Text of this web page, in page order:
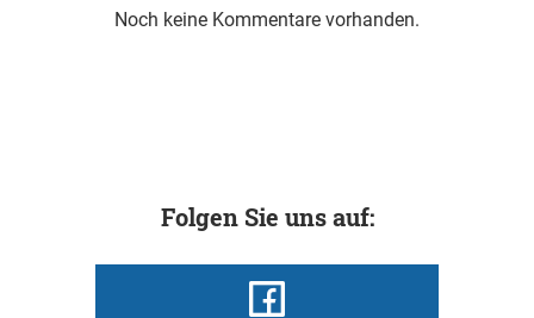
Noch keine Kommentare vorhanden.
Folgen Sie uns auf: